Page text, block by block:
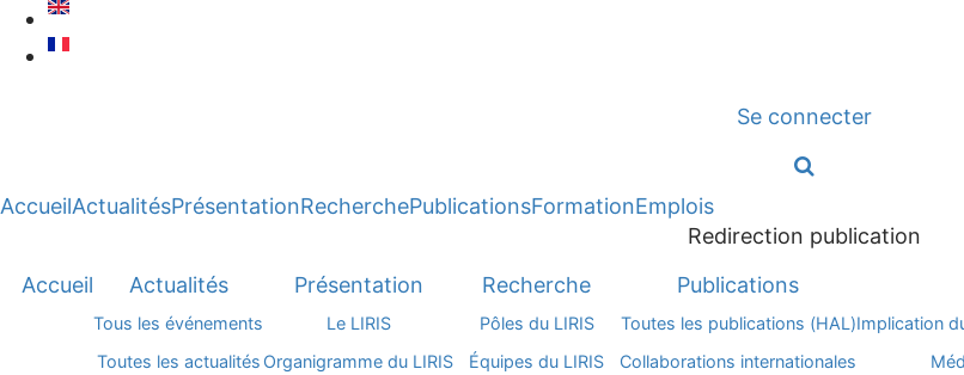
principal
Se connecter
AccueilActualitésPrésentationRecherchePublicationsFormationEmplois
Redirection publication
Accueil
Actualités
Tous les événements
Toutes les actualités
Présentation
Le LIRIS
Organigramme du LIRIS
Recherche
Pôles du LIRIS
Équipes du LIRIS
Publications
Toutes les publications (HAL)
Collaborations internationales
Implication